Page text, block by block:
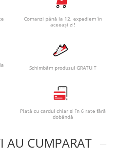
Comanzi până la 12, expediem în
aceeași zi!
Schimbăm produsul GRATUIT
Plată cu cardul chiar și în 6 rate fără
dobândă
AU CUMPARAT